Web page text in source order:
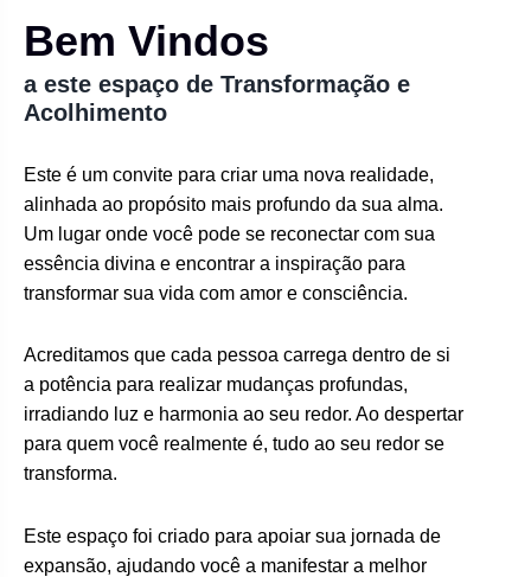
Bem Vindos
a este espaço de Transformação e
Acolhimento
Este é um convite para criar uma nova realidade,
alinhada ao propósito mais profundo da sua alma.
Um lugar onde você pode se reconectar com sua
essência divina e encontrar a inspiração para
transformar sua vida com amor e consciência.
Acreditamos que cada pessoa carrega dentro de si
a potência para realizar mudanças profundas,
irradiando luz e harmonia ao seu redor. Ao despertar
para quem você realmente é, tudo ao seu redor se
transforma.
Este espaço foi criado para apoiar sua jornada de
expansão, ajudando você a manifestar a melhor